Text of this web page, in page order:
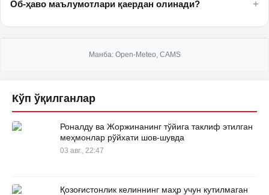
Об-ҳаво маълумотлари қаердан олинади? +
Манба: Open-Meteo, CAMS
Кўп ўқилганлар
Роналду ва Жоржинанинг тўйига таклиф этилган
меҳмонлар рўйхати шов-шувда
03 авг., 22:47
Қозоғистонлик келиннинг маҳр учун кутилмаган